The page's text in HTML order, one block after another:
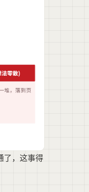
了，这事得